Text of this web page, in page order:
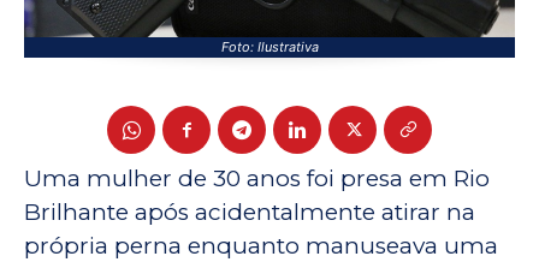
Foto: Ilustrativa
Uma mulher de 30 anos foi presa em Rio
Brilhante após acidentalmente atirar na
própria perna enquanto manuseava uma